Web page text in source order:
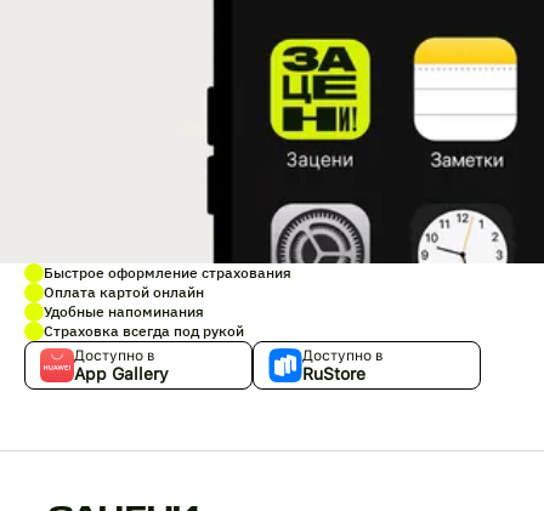
Быстрое оформление страхования
Оплата картой онлайн
Удобные напоминания
Страховка всегда под рукой
Доступно в
App Gallery
Доступно в
RuStore